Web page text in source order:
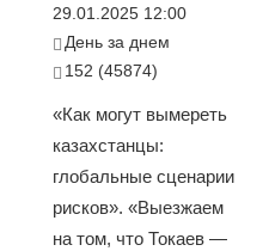
29.01.2025 12:00
День за днем
152 (45874)
«Как могут вымереть
казахстанцы:
глобальные сценарии
рисков». «Выезжаем
на том, что Токаев —